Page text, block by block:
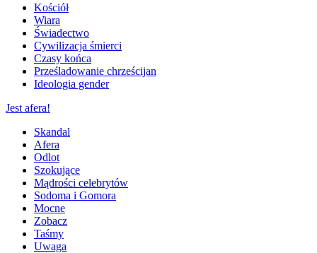
Kościół
Wiara
Świadectwo
Cywilizacja śmierci
Czasy końca
Prześladowanie chrześcijan
Ideologia gender
Jest afera!
Skandal
Afera
Odlot
Szokujące
Mądrości celebrytów
Sodoma i Gomora
Mocne
Zobacz
Taśmy
Uwaga